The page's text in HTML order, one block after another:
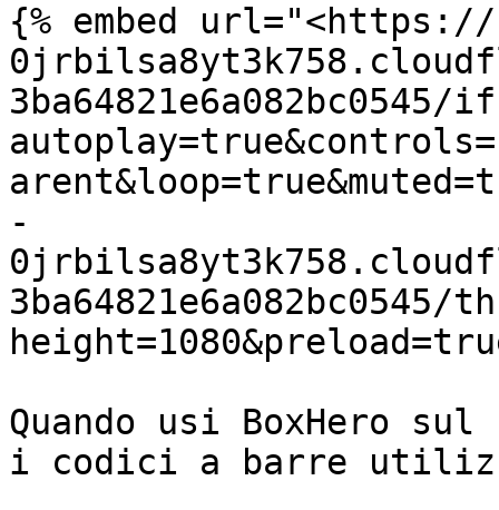
{% embed url="<https://
3ba64821e6a082bc0545/
-
Quando usi BoxHero
i codici a barre